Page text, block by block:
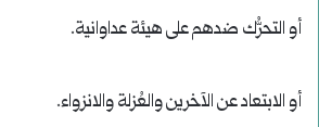
أو التحرُّك ضدهم على هيئة عداوانية.
أو الابتعاد عن الآخرين والعُزلة والانزواء.